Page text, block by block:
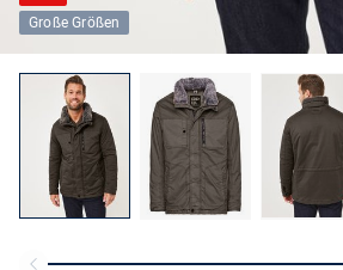
Große Größen